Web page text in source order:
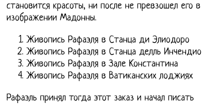
становится красоты, ни после не превзошел его в
изображении Мадонны.
Живопись Рафаэля в Станца ди Элиодоро
Живопись Рафаэля в Станца делль Инчендио
Живопись Рафаэля в Зале Константина
Живопись Рафаэля в Ватиканских лоджиях
Рафаэль принял тогда этот заказ и начал писать